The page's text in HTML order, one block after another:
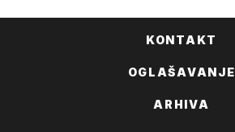
KONTAKT
OGLAŠAVANJE
ARHIVA